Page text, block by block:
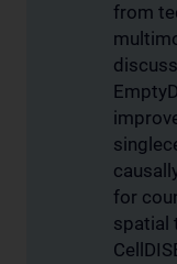
from
for
spatial